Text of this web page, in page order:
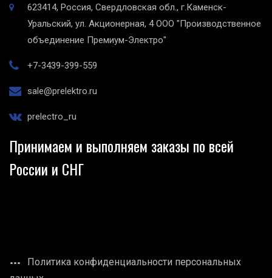
623414, Россия, Свердловская обл., г.Каменск-
Уральский, ул. Акционерная, 4 ООО "Производственное
объединение Премиум-Электро"
+7-3439-399-559
sale@prelektro.ru
prelectro_ru
Принимаем и выполняем заказы по всей
России и СНГ
Политика конфиденциальности персональных